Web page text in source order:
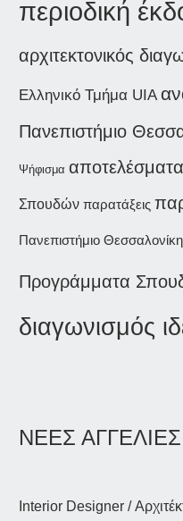
περιοδική
αρχιτεκτονικός
Ελληνικό Τμήμα UIA
Πανεπιστήμιο
Ψήφισμα αποτελέσματα
Σπουδών παρατάξεις
Πανεπιστήμιο
Προγράμματα
διαγωνισμός
ΝΕΕΣ ΑΓΓΕΛΙΕΣ
Interior Designer /